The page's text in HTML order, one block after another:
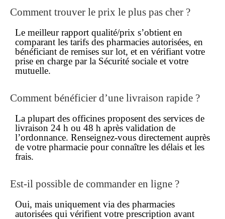
Comment trouver le prix le plus pas cher ?
Le meilleur rapport qualité/prix s’obtient en
comparant les tarifs des pharmacies autorisées, en
bénéficiant de remises sur lot, et en vérifiant votre
prise en charge par la Sécurité sociale et votre
mutuelle.
Comment bénéficier d’une livraison rapide ?
La plupart des officines proposent des services de
livraison 24 h ou 48 h après validation de
l’ordonnance. Renseignez-vous directement auprès
de votre pharmacie pour connaître les délais et les
frais.
Est-il possible de commander en ligne ?
Oui, mais uniquement via des pharmacies
autorisées qui vérifient votre prescription avant